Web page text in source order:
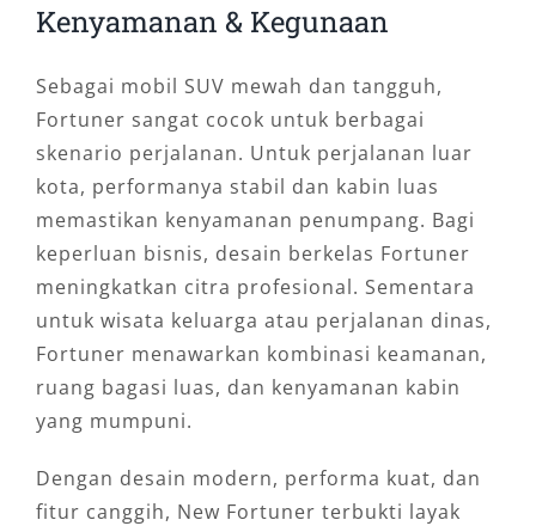
Kenyamanan & Kegunaan
Sebagai mobil SUV mewah dan tangguh,
Fortuner sangat cocok untuk berbagai
skenario perjalanan. Untuk perjalanan luar
kota, performanya stabil dan kabin luas
memastikan kenyamanan penumpang. Bagi
keperluan bisnis, desain berkelas Fortuner
meningkatkan citra profesional. Sementara
untuk wisata keluarga atau perjalanan dinas,
Fortuner menawarkan kombinasi keamanan,
ruang bagasi luas, dan kenyamanan kabin
yang mumpuni.
Dengan desain modern, performa kuat, dan
fitur canggih, New Fortuner terbukti layak